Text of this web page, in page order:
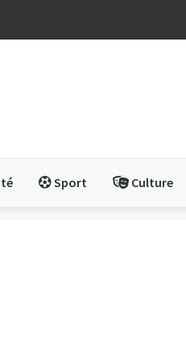
Sport Culture